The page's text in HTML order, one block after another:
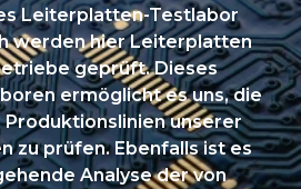
Leiterplatten-Testlabor
werden hier Leiterplatten
geprüft. Dieses
ermöglicht es uns, die
unserer
zu prüfen. Ebenfalls ist es
Analyse der von